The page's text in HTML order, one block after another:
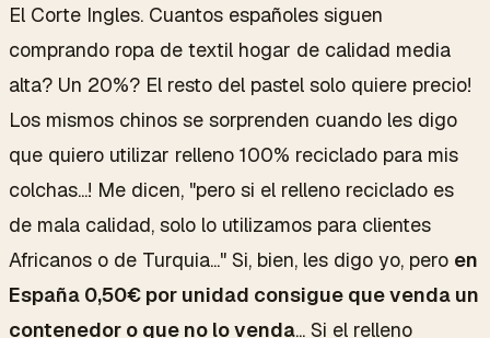
El Corte Ingles. Cuantos españoles siguen
comprando ropa de textil hogar de calidad media
alta? Un 20%? El resto del pastel solo quiere precio!
Los mismos chinos se sorprenden cuando les digo
que quiero utilizar relleno 100% reciclado para mis
colchas...! Me dicen, "pero si el relleno reciclado es
de mala calidad, solo lo utilizamos para clientes
Africanos o de Turquia..." Si, bien, les digo yo, pero en
España 0,50€ por unidad consigue que venda un
contenedor o que no lo venda... Si el relleno